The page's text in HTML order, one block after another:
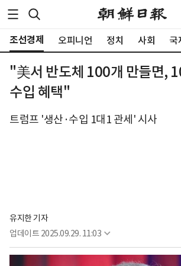
조선경제 오피니언 정치 사회 국
"美서 반도체 100개 만들면,
수입 혜택"
트럼프 '생산·수입 1대1 관세' 시사
유지한 기자
업데이트 2025.09.29. 11:03